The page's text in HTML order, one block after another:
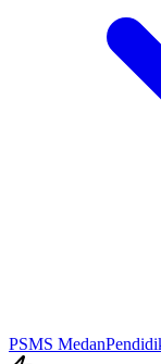
PSMS Medan